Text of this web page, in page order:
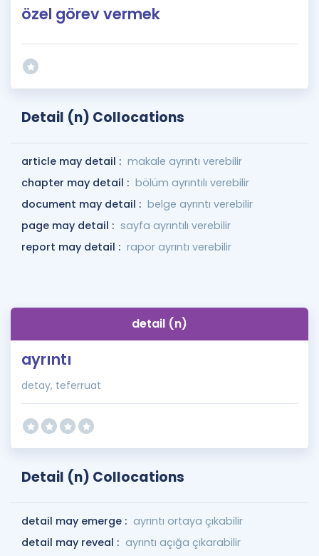
özel görev vermek
Detail (n) Collocations
article may detail : makale ayrıntı verebilir
chapter may detail : bölüm ayrıntılı verebilir
document may detail : belge ayrıntı verebilir
page may detail : sayfa ayrıntılı verebilir
report may detail : rapor ayrıntı verebilir
detail (n)
ayrıntı
detay, teferruat
Detail (n) Collocations
detail may emerge : ayrıntı ortaya çıkabilir
detail may reveal : ayrıntı açığa çıkarabilir